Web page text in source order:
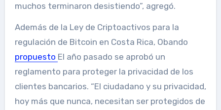
muchos terminaron desistiendo”, agregó.
Además de la Ley de Criptoactivos para la
regulación de Bitcoin en Costa Rica, Obando
propuesto El año pasado se aprobó un
reglamento para proteger la privacidad de los
clientes bancarios. “El ciudadano y su privacidad,
hoy más que nunca, necesitan ser protegidos de